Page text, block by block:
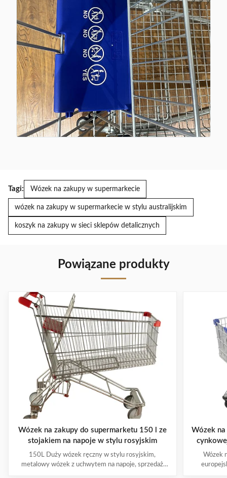
Tagi: Wózek na zakupy w supermarkecie
wózek na zakupy w supermarkecie w stylu australijskim
koszyk na zakupy w sieci sklepów detalicznych
Powiązane produkty
Wózek na zakupy do supermarketu 150 l ze
stojakiem na napoje w stylu rosyjskim
150L Duży wózek ręczny w stylu rosyjskim,
metalowy wózek z uchwytem na napoje, sprzedaż
Wózek
Wózek